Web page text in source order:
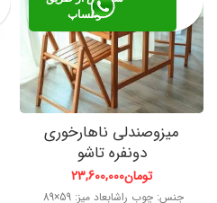
میزوصندلی ناهارخوری
دونفره تاشو
تومان23,600,000
واتساپ